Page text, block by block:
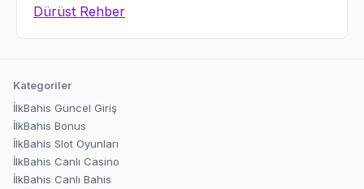
Dürüst Rehber
Kategoriler
İlkBahis Güncel Giriş
İlkBahis Bonus
İlkBahis Slot Oyunları
İlkBahis Canlı Casino
İlkBahis Canlı Bahis